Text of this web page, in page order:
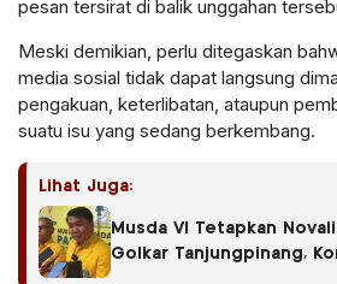
pesan tersirat di balik unggahan
Meski demikian, perlu ditegaskan
media sosial tidak dapat langsung
pengakuan, keterlibatan, ataupun
suatu isu yang sedang berkembang.
Lihat Juga:
Musda VI Tetapkan
Golkar Tanjungpinang,